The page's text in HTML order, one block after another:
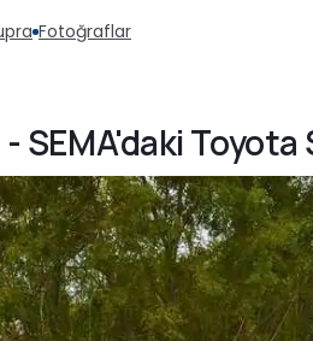
Fotoğraflar
SEMA'daki Toyota